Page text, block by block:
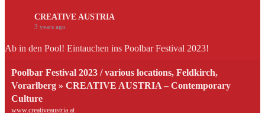
CREATIVE AUSTRIA
3 years ago
Ab in den Pool! Eintauchen ins Poolbar Festival 2023!
Poolbar Festival 2023 / various locations, Feldkirch,
Vorarlberg » CREATIVE AUSTRIA – Contemporary
Culture
www.creativeaustria.at